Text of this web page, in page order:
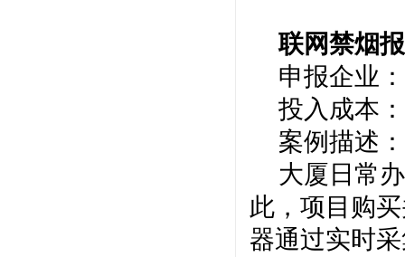
联网禁烟
申报企业
投入成本：
案例描述：
大厦日常
此，项目购
器通过实时